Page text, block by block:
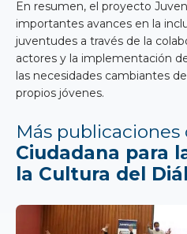
En resumen, el proyecto
importantes avances en la
juventudes a través de la
actores y la implementación
las necesidades cambiantes
propios jóvenes.
Más publicaciones
Ciudadana para
la Cultura del